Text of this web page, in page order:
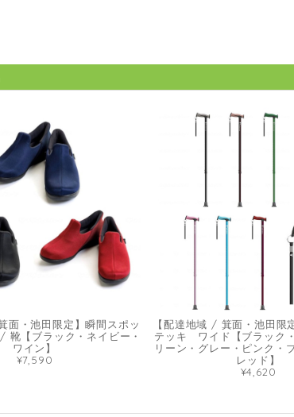
面・池田限定】瞬間スポッ
【ブラック・ネイビー・
ワイン】
¥7,590
【配達地域 / 箕面・池田限
テッキ ワイド【ブラック
リーン・グレー・ピンク・
レッド】
¥4,620